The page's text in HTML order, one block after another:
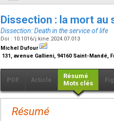
Dissection : la mort au
Dissection: Death in the service of life
Doi : 10.1016/j.kine.2024.07.013
Michel Dufour
131, avenue Gallieni, 94160 Saint-Mandé,
PDF Article
Résumé
Mots clés
Résumé